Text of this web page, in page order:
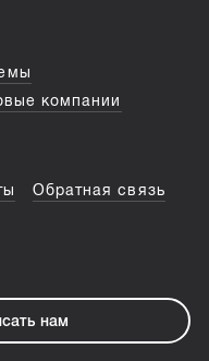
компании
Обратная связь
нам